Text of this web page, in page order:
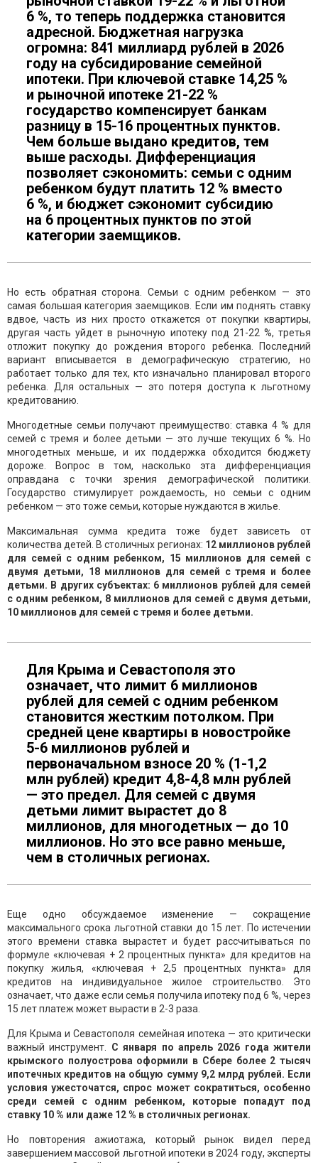
6 %, то теперь поддержка становится
адресной. Бюджетная нагрузка
огромна: 841 миллиард рублей в 2026
году на субсидирование семейной
ипотеки. При ключевой ставке 14,25 %
и рыночной ипотеке 21-22 %
государство компенсирует банкам
разницу в 15-16 процентных пунктов.
Чем больше выдано кредитов, тем
выше расходы. Дифференциация
позволяет сэкономить: семьи с одним
ребенком будут платить 12 % вместо
6 %, и бюджет сэкономит субсидию
на 6 процентных пунктов по этой
категории заемщиков.
Но есть обратная сторона. Семьи с одним ребенком — это
самая большая категория заемщиков. Если им поднять ставку
вдвое, часть из них просто откажется от покупки квартиры,
другая часть уйдет в рыночную ипотеку под 21-22 %, третья
отложит покупку до рождения второго ребенка. Последний
вариант вписывается в демографическую стратегию, но
работает только для тех, кто изначально планировал второго
ребенка. Для остальных — это потеря доступа к льготному
кредитованию.
Многодетные семьи получают преимущество: ставка 4 % для
семей с тремя и более детьми — это лучше текущих 6 %. Но
многодетных меньше, и их поддержка обходится бюджету
дороже. Вопрос в том, насколько эта дифференциация
оправдана с точки зрения демографической политики.
Государство стимулирует рождаемость, но семьи с одним
ребенком — это тоже семьи, которые нуждаются в жилье.
Максимальная сумма кредита тоже будет зависеть от
количества детей. В столичных регионах: 12 миллионов рублей
для семей с одним ребенком, 15 миллионов для семей с
двумя детьми, 18 миллионов для семей с тремя и более
детьми. В других субъектах: 6 миллионов рублей для семей
с одним ребенком, 8 миллионов для семей с двумя детьми,
10 миллионов для семей с тремя и более детьми.
Для Крыма и Севастополя это
означает, что лимит 6 миллионов
рублей для семей с одним ребенком
становится жестким потолком. При
средней цене квартиры в новостройке
5-6 миллионов рублей и
первоначальном взносе 20 % (1-1,2
млн рублей) кредит 4,8-4,8 млн рублей
— это предел. Для семей с двумя
детьми лимит вырастет до 8
миллионов, для многодетных — до 10
миллионов. Но это все равно меньше,
чем в столичных регионах.
Еще одно обсуждаемое изменение — сокращение
максимального срока льготной ставки до 15 лет. По истечении
этого времени ставка вырастет и будет рассчитываться по
формуле «ключевая + 2 процентных пункта» для кредитов на
покупку жилья, «ключевая + 2,5 процентных пункта» для
кредитов на индивидуальное жилое строительство. Это
означает, что даже если семья получила ипотеку под 6 %, через
15 лет платеж может вырасти в 2-3 раза.
Для Крыма и Севастополя семейная ипотека — это критически
важный инструмент. С января по апрель 2026 года жители
крымского полуострова оформили в Сбере более 2 тысяч
ипотечных кредитов на общую сумму 9,2 млрд рублей. Если
условия ужесточатся, спрос может сократиться, особенно
среди семей с одним ребенком, которые попадут под
ставку 10 % или даже 12 % в столичных регионах.
Но повторения ажиотажа, который рынок видел перед
завершением массовой льготной ипотеки в 2024 году, эксперты